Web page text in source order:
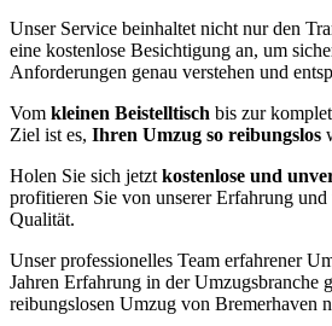
Unser Service beinhaltet nicht nur den
eine kostenlose Besichtigung an, um
Anforderungen genau verstehen und
Vom kleinen Beistelltisch bis zur
Ziel ist es, Ihren Umzug so reibungslos
Holen Sie sich jetzt kostenlose und
profitieren Sie von unserer Erfahrung
Qualität.
Unser professionelles Team erfahrener
Jahren Erfahrung in der Umzugsbranche
reibungslosen Umzug von Bremerhaven